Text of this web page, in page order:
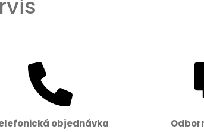
objednávka